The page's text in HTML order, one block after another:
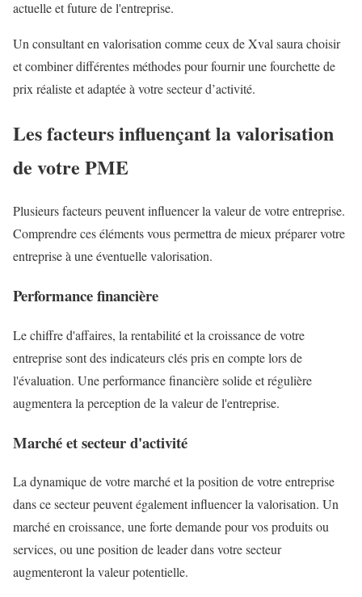
actuelle et future de l'entreprise.
Un consultant en valorisation comme ceux de Xval saura choisir
et combiner différentes méthodes pour fournir une fourchette de
prix réaliste et adaptée à votre secteur d’activité.
Les facteurs influençant la valorisation
de votre PME
Plusieurs facteurs peuvent influencer la valeur de votre entreprise.
Comprendre ces éléments vous permettra de mieux préparer votre
entreprise à une éventuelle valorisation.
Performance financière
Le chiffre d'affaires, la rentabilité et la croissance de votre
entreprise sont des indicateurs clés pris en compte lors de
l'évaluation. Une performance financière solide et régulière
augmentera la perception de la valeur de l'entreprise.
Marché et secteur d'activité
La dynamique de votre marché et la position de votre entreprise
dans ce secteur peuvent également influencer la valorisation. Un
marché en croissance, une forte demande pour vos produits ou
services, ou une position de leader dans votre secteur
augmenteront la valeur potentielle.